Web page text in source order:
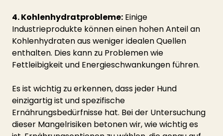
4. Kohlenhydratprobleme: Einige
Industrieprodukte können einen hohen Anteil an
Kohlenhydraten aus weniger idealen Quellen
enthalten. Dies kann zu Problemen wie
Fettleibigkeit und Energieschwankungen führen.
Es ist wichtig zu erkennen, dass jeder Hund
einzigartig ist und spezifische
Ernährungsbedürfnisse hat. Bei der Untersuchung
dieser Mangelrisiken betonen wir, wie wichtig es